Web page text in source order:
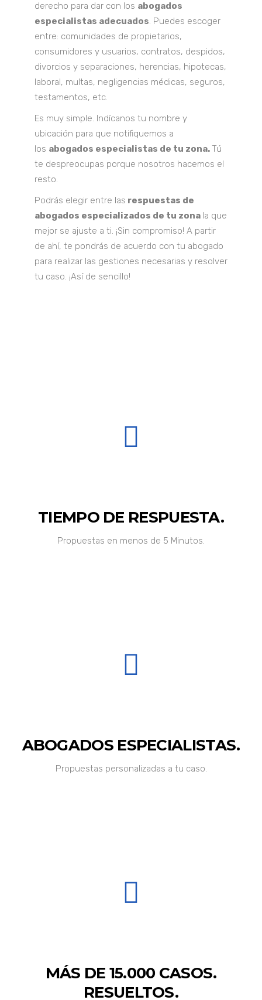
derecho para dar con los abogados
especialistas adecuados. Puedes escoger
entre: comunidades de propietarios,
consumidores y usuarios, contratos, despidos,
divorcios y separaciones, herencias, hipotecas,
laboral, multas, negligencias médicas, seguros,
testamentos, etc.
Es muy simple. Indícanos tu nombre y
ubicación para que notifiquemos a
los abogados especialistas de tu zona. Tú
te despreocupas porque nosotros hacemos el
resto.
Podrás elegir entre las respuestas de
abogados especializados de tu zona la que
mejor se ajuste a ti. ¡Sin compromiso! A partir
de ahí, te pondrás de acuerdo con tu abogado
para realizar las gestiones necesarias y resolver
tu caso. ¡Así de sencillo!
TIEMPO DE RESPUESTA.
Propuestas en menos de 5 Minutos.
ABOGADOS ESPECIALISTAS.
Propuestas personalizadas a tu caso.
MÁS DE 15.000 CASOS.
RESUELTOS.